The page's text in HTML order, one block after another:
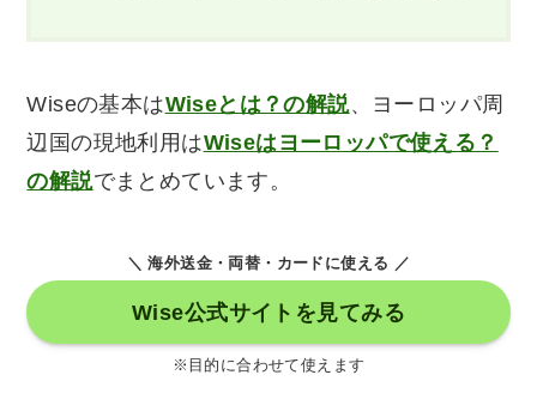
Wiseの基本はWiseとは？の解説、ヨーロッパ周
辺国の現地利用はWiseはヨーロッパで使える？
の解説でまとめています。
＼ 海外送金・両替・カードに使える ／
Wise公式サイトを見てみる
※目的に合わせて使えます